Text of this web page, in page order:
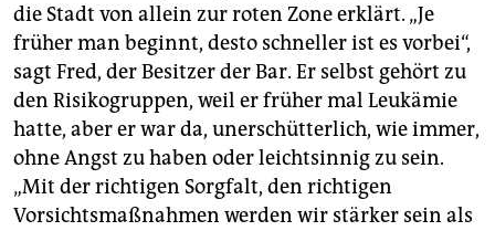
die Stadt von allein zur roten Zone erklärt. „Je
früher man beginnt, desto schneller ist es vorbei“,
sagt Fred, der Besitzer der Bar. Er selbst gehört zu
den Risikogruppen, weil er früher mal Leukämie
hatte, aber er war da, unerschütterlich, wie immer,
ohne Angst zu haben oder leichtsinnig zu sein.
„Mit der richtigen Sorgfalt, den richtigen
Vorsichtsmaßnahmen werden wir stärker sein als